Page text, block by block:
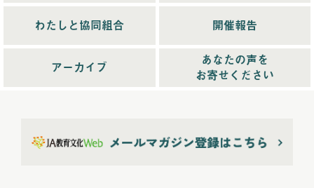
2025年5月配信(6)
2025年10月配信
2026年2月配信
(6)
わたしと協同組合 開催報告
アーカイブ
あなたの声を
お寄せください